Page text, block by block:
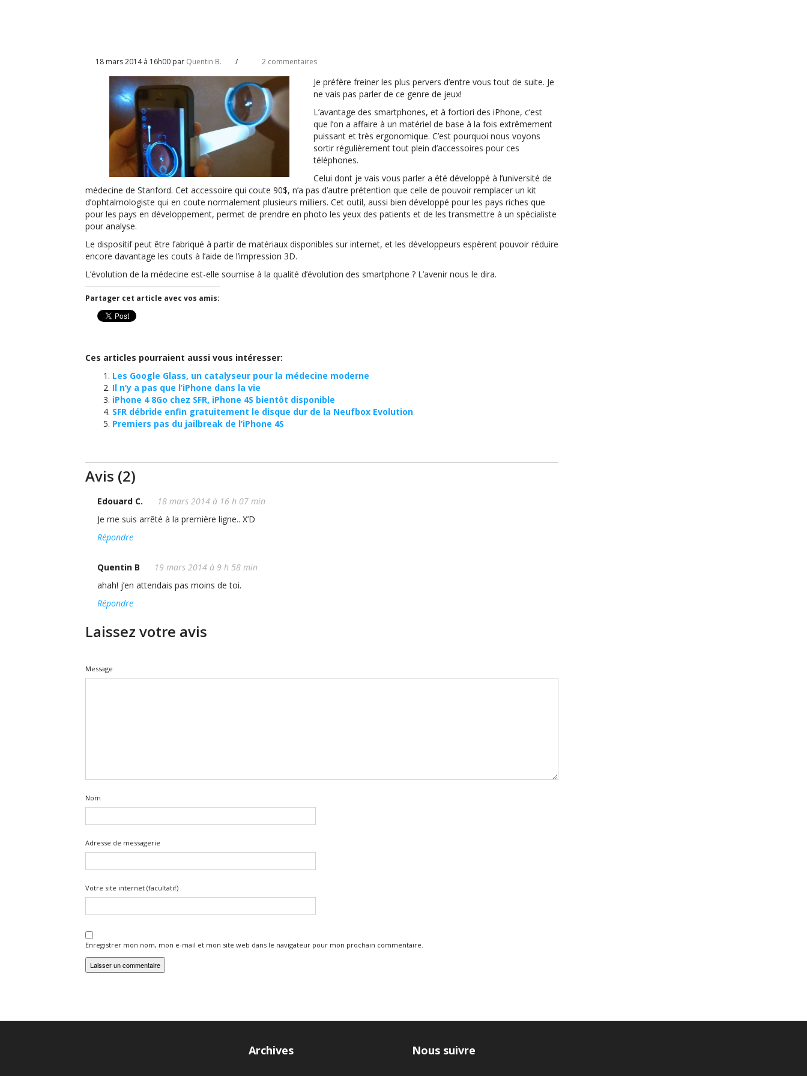
18 mars 2014 à 16h00 par Quentin B. / 2 commentaires
Je préfère freiner les plus pervers d’entre vous tout de suite. Je
ne vais pas parler de ce genre de jeux!
L’avantage des smartphones, et à fortiori des iPhone, c’est
que l’on a affaire à un matériel de base à la fois extrêmement
puissant et très ergonomique. C’est pourquoi nous voyons
sortir régulièrement tout plein d’accessoires pour ces
téléphones.
Celui dont je vais vous parler a été développé à l’université de
médecine de Stanford. Cet accessoire qui coute 90$, n’a pas d’autre prétention que celle de pouvoir remplacer un kit
d’ophtalmologiste qui en coute normalement plusieurs milliers. Cet outil, aussi bien développé pour les pays riches que
pour les pays en développement, permet de prendre en photo les yeux des patients et de les transmettre à un spécialiste
pour analyse.
Le dispositif peut être fabriqué à partir de matériaux disponibles sur internet, et les développeurs espèrent pouvoir réduire
encore davantage les couts à l’aide de l’impression 3D.
L’évolution de la médecine est-elle soumise à la qualité d’évolution des smartphone ? L’avenir nous le dira.
Partager cet article avec vos amis:
Ces articles pourraient aussi vous intéresser:
Les Google Glass, un catalyseur pour la médecine moderne
Il n’y a pas que l’iPhone dans la vie
iPhone 4 8Go chez SFR, iPhone 4S bientôt disponible
SFR débride enfin gratuitement le disque dur de la Neufbox Evolution
Premiers pas du jailbreak de l’iPhone 4S
Avis (2)
Edouard C.
18 mars 2014 à 16 h 07 min
Je me suis arrêté à la première ligne.. X’D
Répondre
Quentin B
19 mars 2014 à 9 h 58 min
ahah! j’en attendais pas moins de toi.
Répondre
Laissez votre avis
Message
Nom
Adresse de messagerie
Votre site internet (facultatif)
Enregistrer mon nom, mon e-mail et mon site web dans le navigateur pour mon prochain commentaire.
Archives Nous suivre